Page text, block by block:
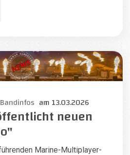
Bandinfos am 13.03.2026
neuen
Marine-Multiplayer-